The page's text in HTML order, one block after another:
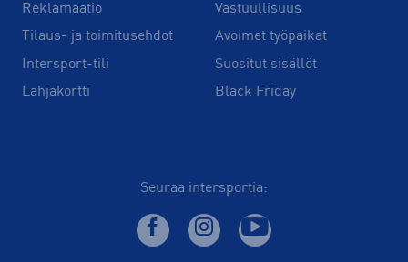
Reklamaatio
Tilaus- ja toimitusehdot
Intersport-tili
Lahjakortti
Vastuullisuus
Avoimet työpaikat
Suositut sisällöt
Black Friday
Seuraa intersportia: